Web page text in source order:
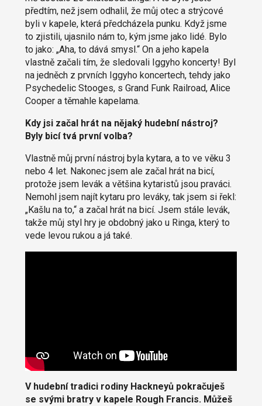
předtím, než jsem odhalil, že můj otec a strýcové
byli v kapele, která předcházela punku. Když jsme
to zjistili, ujasnilo nám to, kým jsme jako lidé. Bylo
to jako: „Aha, to dává smysl.“ On a jeho kapela
vlastně začali tím, že sledovali Iggyho koncerty! Byl
na jedněch z prvních Iggyho koncertech, tehdy jako
Psychedelic Stooges, s Grand Funk Railroad, Alice
Cooper a těmahle kapelama.
Kdy jsi začal hrát na nějaký hudební nástroj?
Byly bicí tvá první volba?
Vlastně můj první nástroj byla kytara, a to ve věku 3
nebo 4 let. Nakonec jsem ale začal hrát na bicí,
protože jsem levák a většina kytaristů jsou praváci.
Nemohl jsem najít kytaru pro leváky, tak jsem si řekl:
„Kašlu na to,“ a začal hrát na bicí. Jsem stále levák,
takže můj styl hry je obdobný jako u Ringa, který to
vede levou rukou a já také.
V hudební tradici rodiny Hackneyů pokračuješ
se svými bratry v kapele Rough Francis. Můžeš